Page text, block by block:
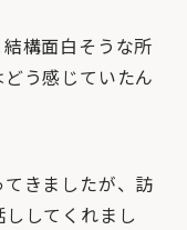
構面白そうな所
う感じていたん
きましたが、訪
してくれまし